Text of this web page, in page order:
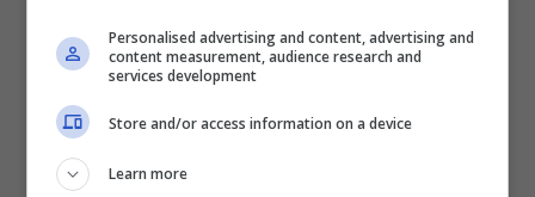
per la prossima stagione. Ricordiamo che il
Milan l’ha preso in prestito dal Barcellona.
Vedremo quale decisione sarà presa, certo
che l’attaccante svedese ultimamente non
Personalised advertising and content, advertising and
content measurement, audience research and
services development
Store and/or access information on a device
Learn more